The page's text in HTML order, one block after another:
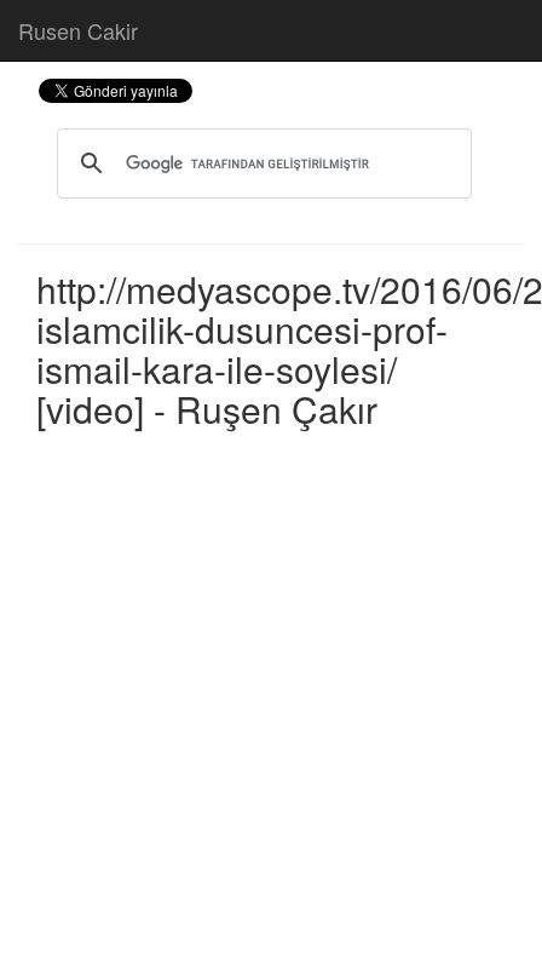
Rusen Cakir
http://medyascope.tv/2016/06/
islamcilik-dusuncesi-prof-
ismail-kara-ile-soylesi/
[video] - Ruşen Çakır